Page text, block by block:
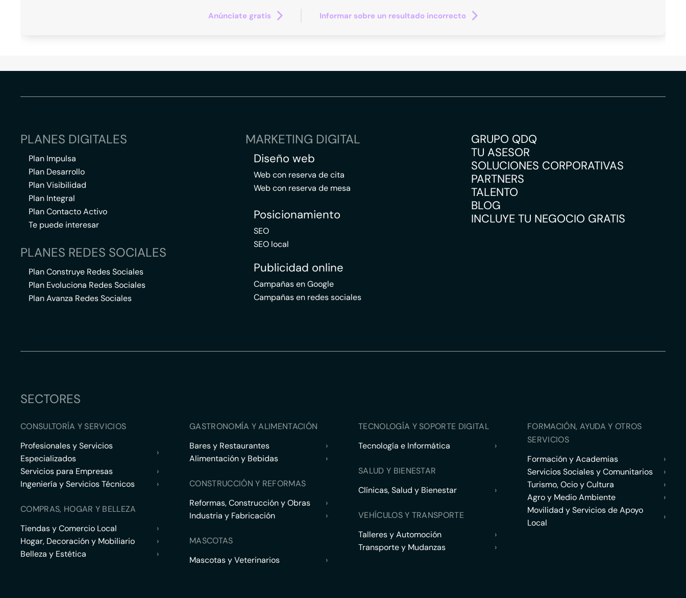
Anúnciate gratis Informar sobre un resultado incorrecto
PLANES DIGITALES
Plan Impulsa
Plan Desarrollo
Plan Visibilidad
Plan Integral
Plan Contacto Activo
Te puede interesar
PLANES REDES SOCIALES
Plan Construye Redes Sociales
Plan Evoluciona Redes Sociales
Plan Avanza Redes Sociales
MARKETING DIGITAL
Diseño web
Web con reserva de cita
Web con reserva de mesa
Posicionamiento
SEO
SEO local
Publicidad online
Campañas en Google
Campañas en redes sociales
GRUPO QDQ
TU ASESOR
SOLUCIONES CORPORATIVAS
PARTNERS
TALENTO
BLOG
INCLUYE TU NEGOCIO GRATIS
SECTORES
CONSULTORÍA Y SERVICIOS
Profesionales y Servicios
Especializados
›
Servicios para Empresas
›
Ingeniería y Servicios Técnicos
›
COMPRAS, HOGAR Y BELLEZA
Tiendas y Comercio Local
›
Hogar, Decoración y Mobiliario
›
Belleza y Estética
›
GASTRONOMÍA Y ALIMENTACIÓN
Bares y Restaurantes
›
Alimentación y Bebidas
›
CONSTRUCCIÓN Y REFORMAS
Reformas, Construcción y Obras
›
Industria y Fabricación
›
MASCOTAS
Mascotas y Veterinarios
›
TECNOLOGÍA Y SOPORTE DIGITAL
Tecnología e Informática
›
SALUD Y BIENESTAR
Clínicas, Salud y Bienestar
›
VEHÍCULOS Y TRANSPORTE
Talleres y Automoción
›
Transporte y Mudanzas
›
FORMACIÓN, AYUDA Y OTROS
SERVICIOS
Formación y Academias
›
Servicios Sociales y Comunitarios
›
Turismo, Ocio y Cultura
›
Agro y Medio Ambiente
›
Movilidad y Servicios de Apoyo
Local
›